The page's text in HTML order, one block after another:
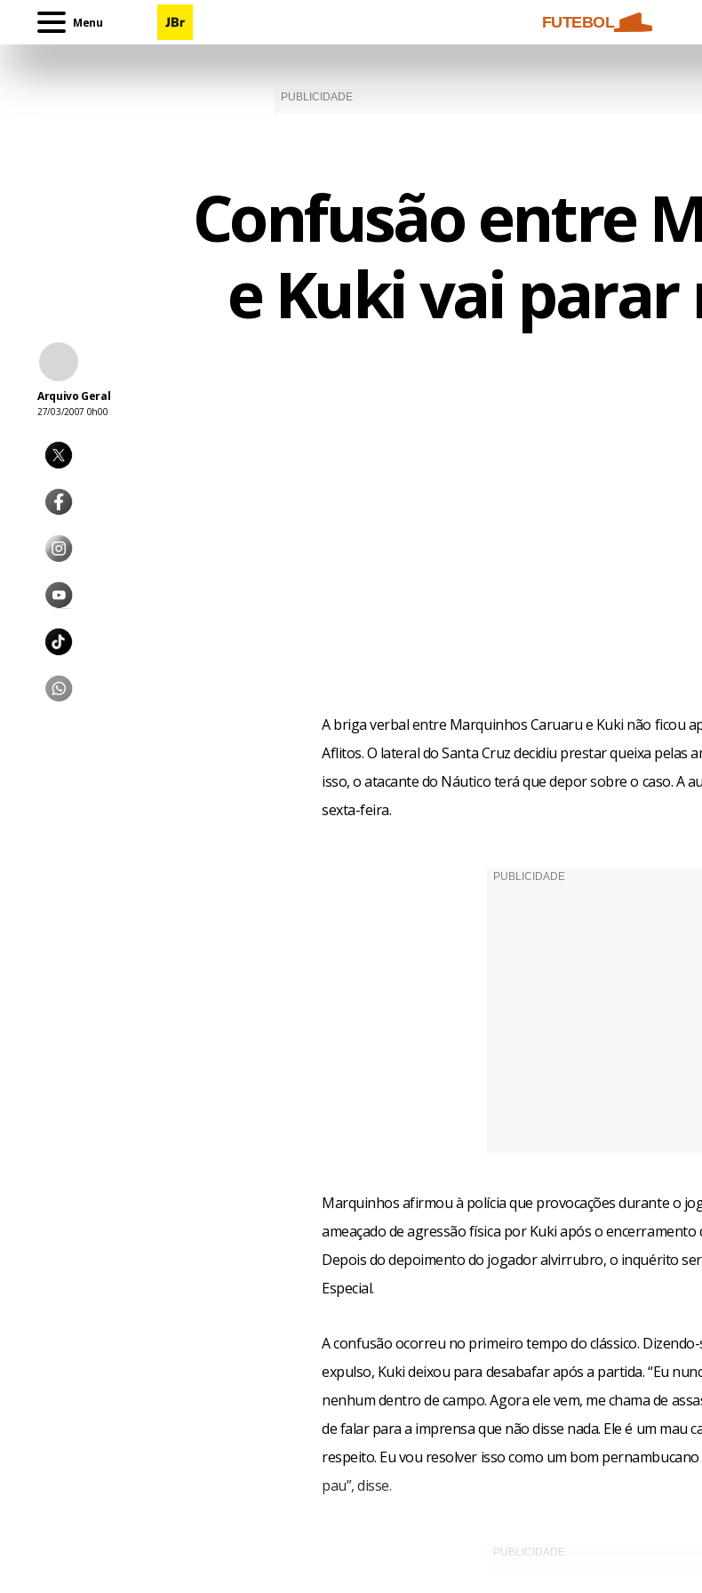
Menu FUTEBOL
Confusão entre
e Kuki vai parar
Arquivo Geral
27/03/2007 0h00
A briga verbal entre Marquinhos Caruaru e Kuki não ficou
Aflitos. O lateral do Santa Cruz decidiu prestar queixa pelas
isso, o atacante do Náutico terá que depor sobre o caso. A
sexta-feira.
Marquinhos afirmou à polícia que provocações durante o
ameaçado de agressão física por Kuki após o encerramento
Depois do depoimento do jogador alvirrubro, o inquérito
Especial.
A confusão ocorreu no primeiro tempo do clássico.
expulso, Kuki deixou para desabafar após a partida. “Eu
nenhum dentro de campo. Agora ele vem, me chama de
de falar para a imprensa que não disse nada. Ele é um mau
respeito. Eu vou resolver isso como um bom
pau”, disse.